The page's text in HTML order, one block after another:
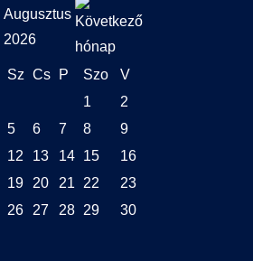
Augusztus
2026
Sz Cs P Szo
V
1
2
5 6 7 8
9
12 13 14 15
16
19 20 21 22
23
26 27 28 29
30